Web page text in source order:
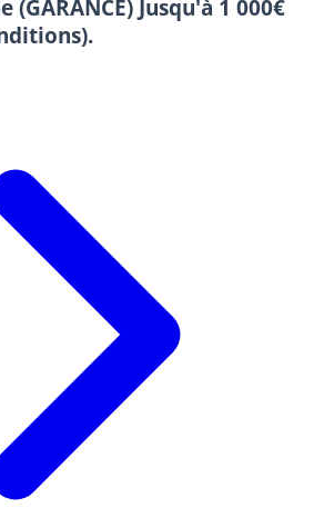
(GARANCE) Jusqu'à 1 000€